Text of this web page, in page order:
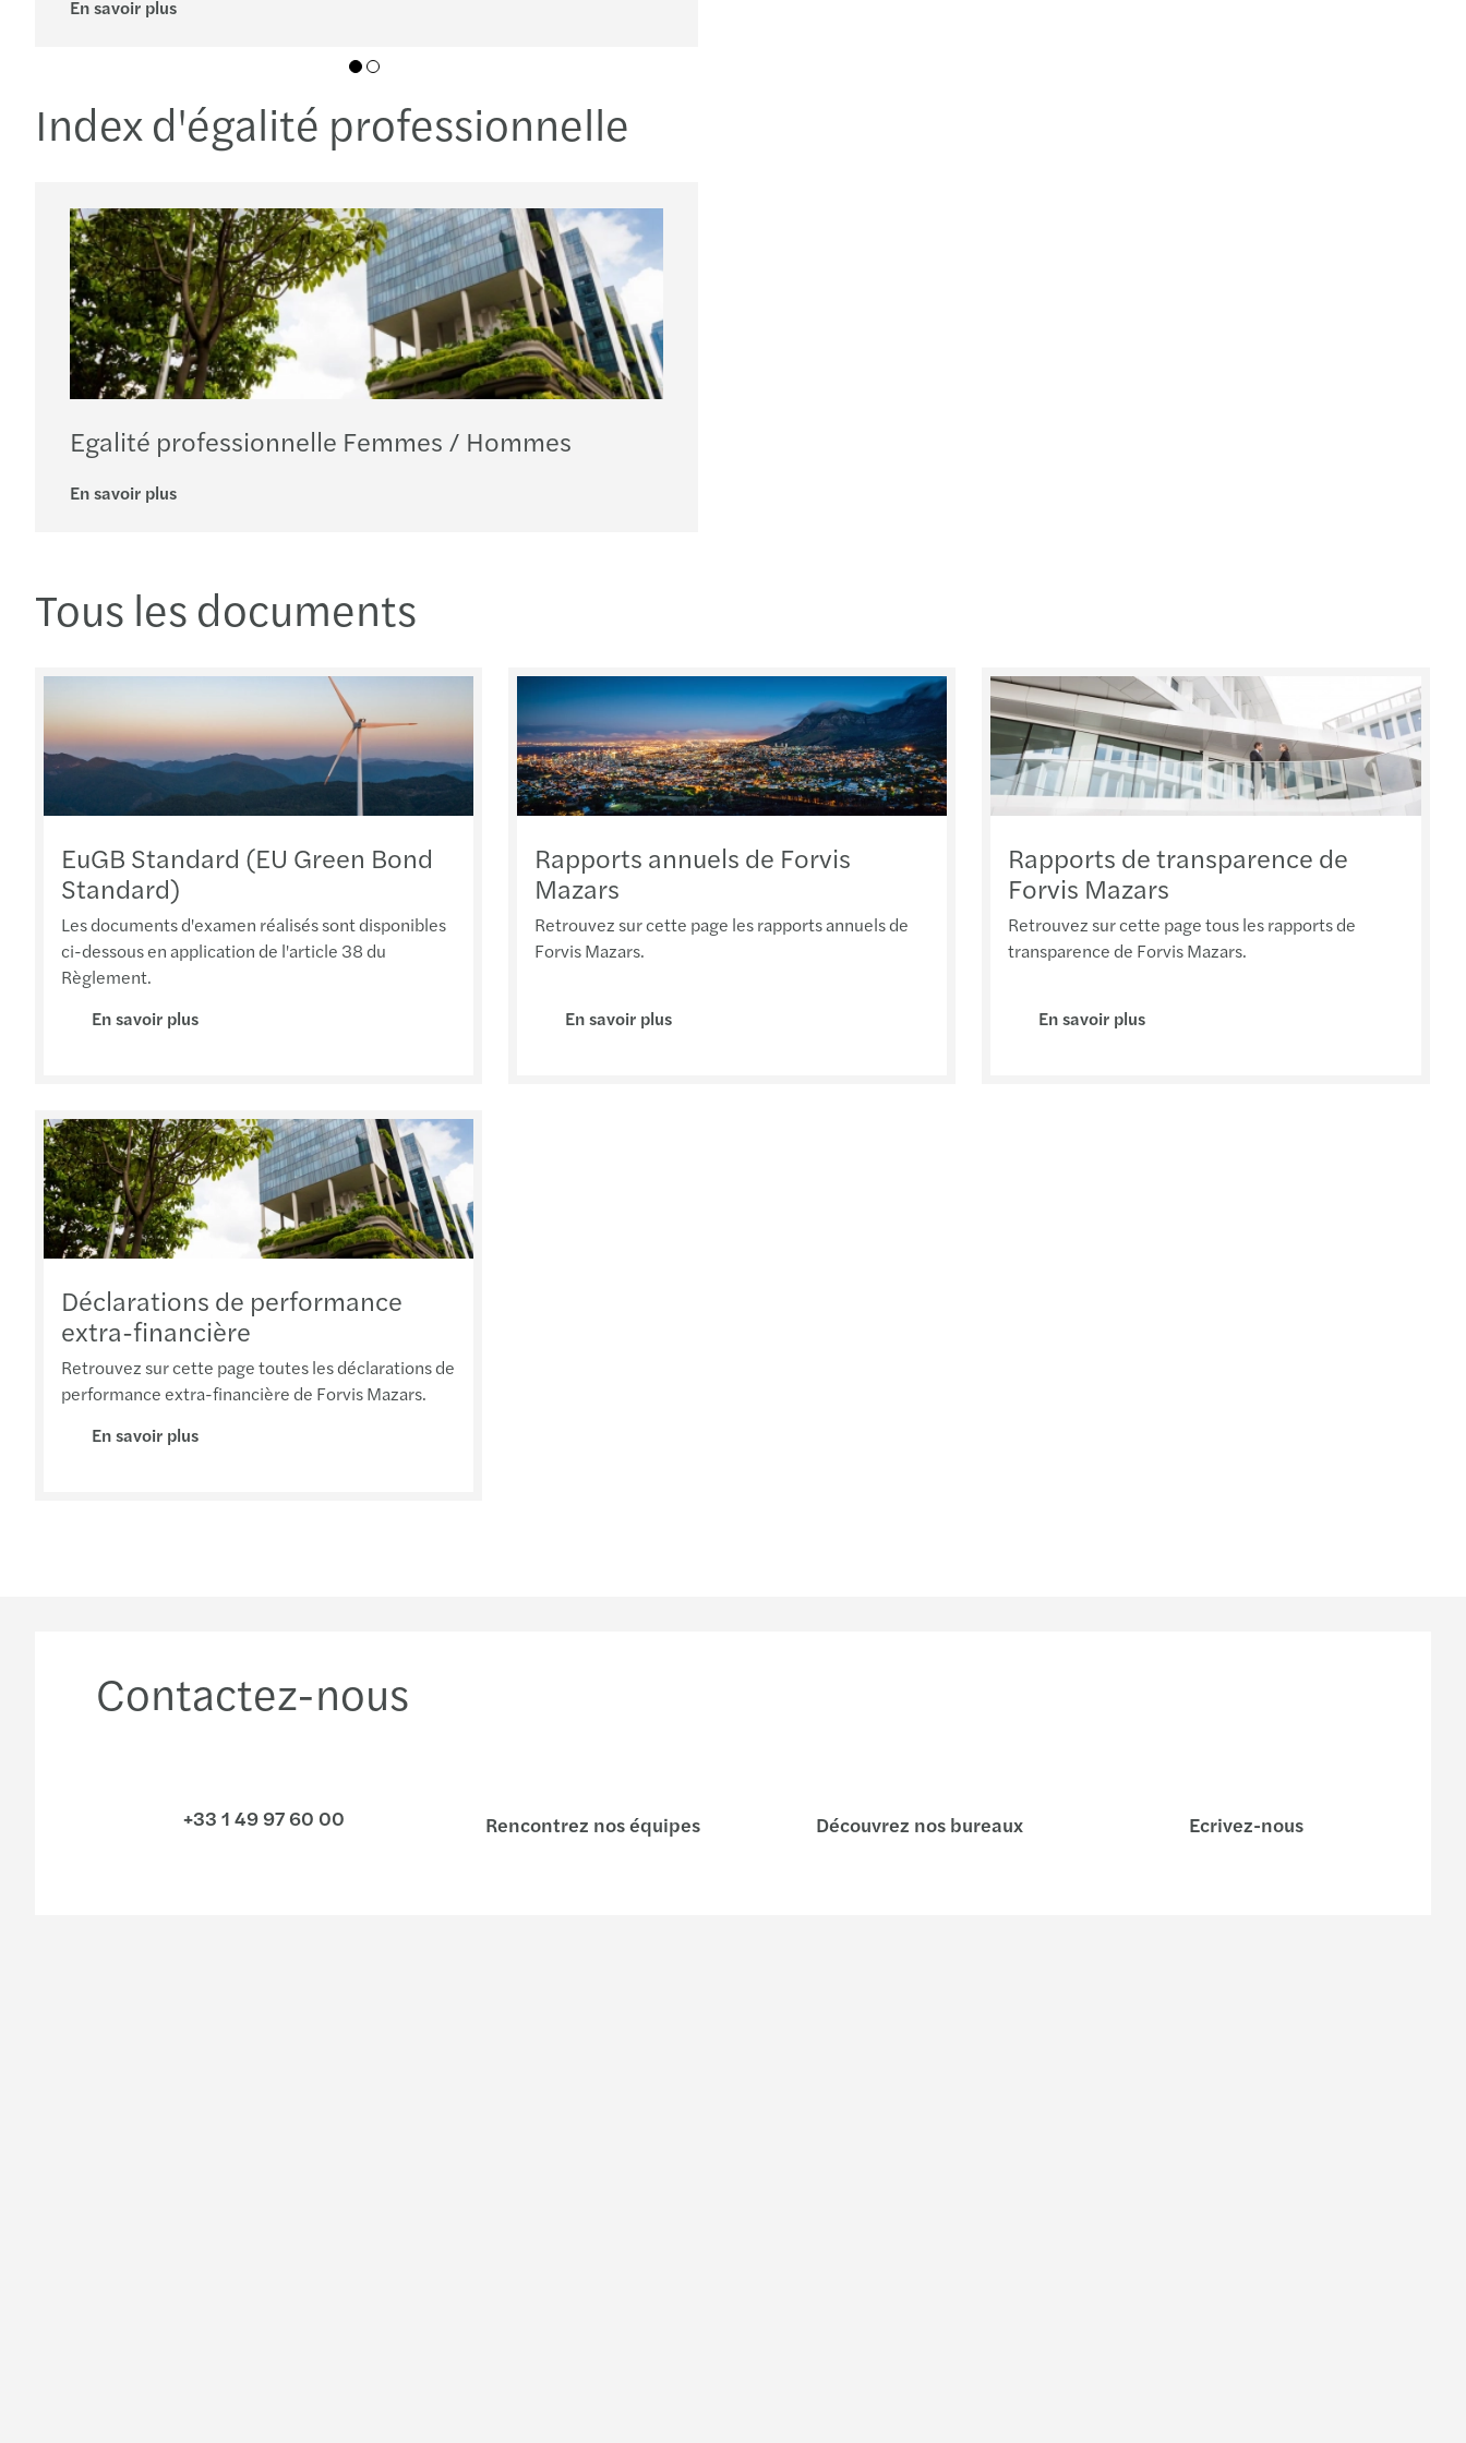
Valence
Vannes
Vesoul
En savoir plus
Index d'égalité professionnelle
Egalité professionnelle Femmes / Hommes
En savoir plus
Tous les documents
EuGB Standard (EU Green Bond
Standard)
Les documents d'examen réalisés sont disponibles
ci-dessous en application de l'article 38 du
Règlement.
En savoir plus
Rapports annuels de Forvis
Mazars
Retrouvez sur cette page les rapports annuels de
Forvis Mazars.
En savoir plus
Rapports de transparence de
Forvis Mazars
Retrouvez sur cette page tous les rapports de
transparence de Forvis Mazars.
En savoir plus
Déclarations de performance
extra-financière
Retrouvez sur cette page toutes les déclarations de
performance extra-financière de Forvis Mazars.
En savoir plus
Contactez-nous
+33 1 49 97 60 00 Rencontrez nos équipes Découvrez nos bureaux Ecrivez-nous